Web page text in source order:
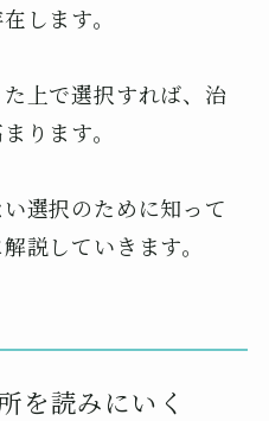
します。
上で選択すれば、治
ります。
選択のために知って
説していきます。
を読みにいく